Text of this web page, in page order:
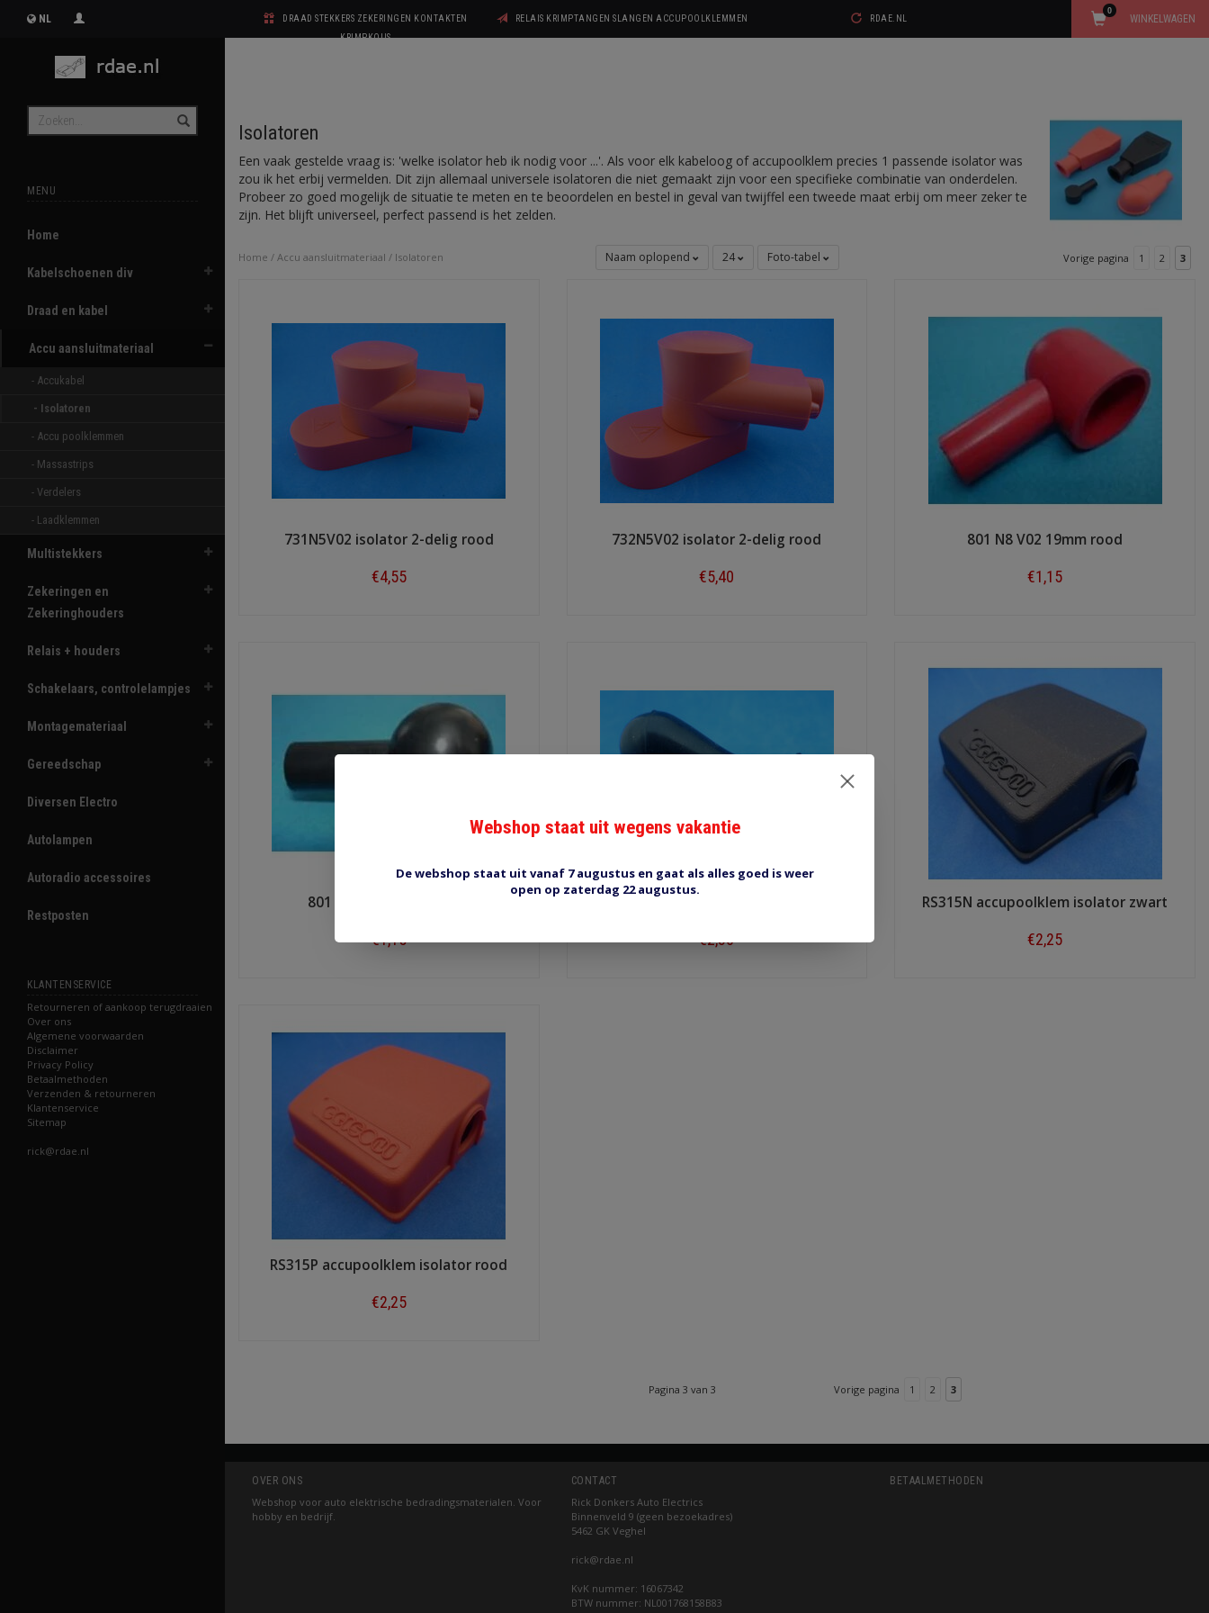
NL
DRAAD STEKKERS ZEKERINGEN KONTAKTEN
KRIMPKOUS
RELAIS KRIMPTANGEN SLANGEN ACCUPOOLKLEMMEN RDAE.NL WINKELWAGEN
0
MENU
Home
Kabelschoenen div
Draad en kabel
Accu aansluitmateriaal
- Accukabel
- Isolatoren
- Accu poolklemmen
- Massastrips
- Verdelers
- Laadklemmen
Multistekkers
Zekeringen en
Zekeringhouders
Relais + houders
Schakelaars, controlelampjes
Montagemateriaal
Gereedschap
Diversen Electro
Autolampen
Autoradio accessoires
Restposten
KLANTENSERVICE
Retourneren of aankoop terugdraaien
Over ons
Algemene voorwaarden
Disclaimer
Privacy Policy
Betaalmethoden
Verzenden & retourneren
Klantenservice
Sitemap
rick@rdae.nl
Isolatoren
Een vaak gestelde vraag is: 'welke isolator heb ik nodig voor ...'. Als voor elk kabeloog of accupoolklem precies 1 passende isolator was
zou ik het erbij vermelden. Dit zijn allemaal universele isolatoren die niet gemaakt zijn voor een specifieke combinatie van onderdelen.
Probeer zo goed mogelijk de situatie te meten en te beoordelen en bestel in geval van twijffel een tweede maat erbij om meer zeker te
zijn. Het blijft universeel, perfect passend is het zelden.
Home / Accu aansluitmateriaal / Isolatoren Naam oplopend 24 Foto-tabel Vorige pagina 1 2 3
731N5V02 isolator 2-delig rood
€4,55
732N5V02 isolator 2-delig rood
€5,40
801 N8 V02 19mm rood
€1,15
801 N8 V14 19mm zwart
€1,15
HOES-5 afdekkap 12 mm
€2,30
RS315N accupoolklem isolator zwart
€2,25
RS315P accupoolklem isolator rood
€2,25
Pagina 3 van 3 Vorige pagina 1 2 3
OVER ONS
Webshop voor auto elektrische bedradingsmaterialen. Voor
hobby en bedrijf.
CONTACT
Rick Donkers Auto Electrics
Binnenveld 9 (geen bezoekadres)
5462 GK Veghel
rick@rdae.nl
KvK nummer: 16067342
BTW nummer: NL001768158B83
BETAALMETHODEN
Webshop staat uit wegens vakantie
De webshop staat uit vanaf 7 augustus en gaat als alles goed is weer
open op zaterdag 22 augustus.